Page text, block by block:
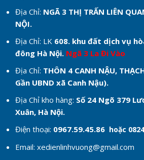
Địa Chỉ: NGÃ 3 THỊ TRẤN LIÊN
NỘI.
Địa Chỉ: LK 608. khu đất dịch vụ
đông Hà Nội. Ngã 3 La Đi Vào
Địa Chỉ: THÔN 4 CANH NẬU,
Gần UBND xã Canh Nậu).
Địa Chỉ kho hàng: Số 24 Ngõ 379
Xuân, Hà Nội.
Điện thoại: 0967.59.45.86 hoặc
Email: xedienlinhvuong@gmail.com